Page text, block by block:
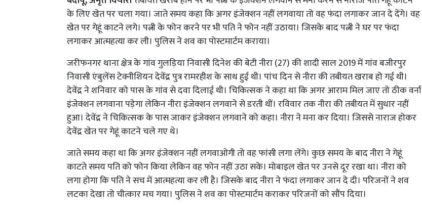
के लिए खेत पर चला गया। जाते समय कहा कि अगर इंजेक्शन नहीं लगवाया तो वह फंदा लगाकर जान दे देंगे। वह
खेत पर गेहूं काटने लगे। पत्नी के फोन करने पर भी पति ने फोन नहीं उठाया। जिसके बाद पत्नी ने घर पर फंदा
लगाकर आत्महत्या कर ली। पुलिस ने शव का पोस्टमार्टम कराया।
जरीफनगर थाना क्षेत्र के गांव गुलड़िया निवासी दिनेश की बेटी नीरा (27) की शादी साल 2019 में गांव बजीरपुर
निवासी एंबुलेंस टेक्नीशियन देवेंद्र पुत्र रामरहीश के साथ हुई थी। पांच दिन से नीरा की तबीयत खराब हो गई थी।
देवेंद्र ने शनिवार को पास के गांव से दवा दिलाई थी। चिकित्सक ने कहा था कि अगर आराम मिल जाए तो ठीक वर्ना
इंजेक्शन लगवाना पड़ेगा लेकिन नीरा इंजेक्शन लगवाने से डरती थीं। रविवार तक नीरा की तबीयत में सुधार नहीं
हुआ। देवेंद्र ने चिकित्सक के पास जाकर इंजेक्शन लगवाने को कहा। नीरा ने मना कर दिया। जिससे नाराज होकर
देवेंद्र खेत पर गेहूं काटने चले गए थे।
जाते समय कहा था कि अगर इंजेक्शन नहीं लगवाओगी तो वह फांसी लगा लेंगे। कुछ समय के बाद नीरा ने गेहूं
काटते समय पति को फोन किया लेकिन वह फोन नहीं उठा सके। मोबाइल खेत पर उनसे दूर रखा था। नीरा को
लगा होगा कि पति ने सच में आत्महत्या कर ली है। जिसके बाद नीरा ने फंदा लगाकर जान दे दी। परिजनों ने शव
लटका देखा तो चीत्कार मच गया। पुलिस ने शव का पोस्टमार्टम कराकर परिजनों को सौंप दिया।